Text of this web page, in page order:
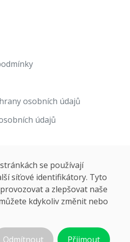
osobních údajů
údajů
se používají
síťové identifikátory. Tyto
a zlepšovat naše
kdykoliv změnit nebo
Odmítnout Přijmout